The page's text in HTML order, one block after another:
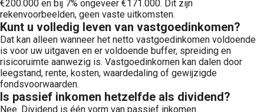
€200.000 en bij 7% ongeveer €171.000. Dit zijn
rekenvoorbeelden, geen vaste uitkomsten.
Kunt u volledig leven van vastgoedinkomen?
Dat kan alleen wanneer het netto vastgoedinkomen voldoende
is voor uw uitgaven en er voldoende buffer, spreiding en
risicoruimte aanwezig is. Vastgoedinkomen kan dalen door
leegstand, rente, kosten, waardedaling of gewijzigde
fondsvoorwaarden.
Is passief inkomen hetzelfde als dividend?
Nee. Dividend is één vorm van passief inkomen.